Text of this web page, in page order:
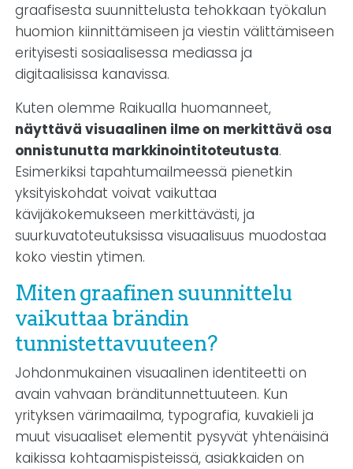
graafisesta suunnittelusta tehokkaan työkalun
huomion kiinnittämiseen ja viestin välittämiseen
erityisesti sosiaalisessa mediassa ja
digitaalisissa kanavissa.
Kuten olemme Raikualla huomanneet,
näyttävä visuaalinen ilme on merkittävä osa
onnistunutta markkinointitoteutusta.
Esimerkiksi tapahtumailmeessä pienetkin
yksityiskohdat voivat vaikuttaa
kävijäkokemukseen merkittävästi, ja
suurkuvatoteutuksissa visuaalisuus muodostaa
koko viestin ytimen.
Miten graafinen suunnittelu
vaikuttaa brändin
tunnistettavuuteen?
Johdonmukainen visuaalinen identiteetti on
avain vahvaan bränditunnettuuteen. Kun
yrityksen värimaailma, typografia, kuvakieli ja
muut visuaaliset elementit pysyvät yhtenäisinä
kaikissa kohtaamispisteissä, asiakkaiden on